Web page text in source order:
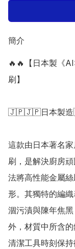
簡介
🔥🔥【日本製《
刷】
🇯🇵🇯🇵日本製
這款由日本著名
刷，是解決廚房
法將高性能金屬
形。其獨特的編
涸污漬與陳年焦
外，材質中所含
清潔工具時刻保